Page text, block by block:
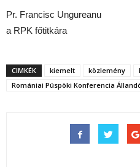
Pr. Francisc Ungureanu
a RPK főtitkára
CIMKÉK kiemelt közlemény
Romániai Püspöki Konferencia